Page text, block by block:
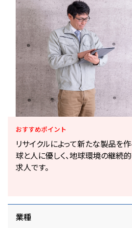
おすすめポイント
リサイクルによって新たな製品を作
球と人に優しく、地球環境の継続
求人です。
業種